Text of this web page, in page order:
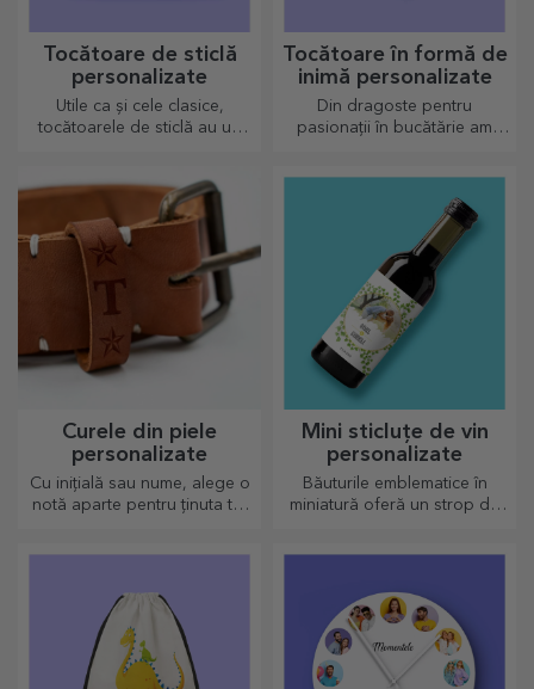
Tocătoare de sticlă
personalizate
Utile ca și cele clasice,
tocătoarele de sticlă au un
aduce o notă personală
bucătăriei.
Tocătoare în formă de
inimă personalizate
Din dragoste pentru
pasionații în bucătărie am
Curele din piele
personalizate
Cu inițială sau nume, alege o
notă aparte pentru ținuta ta!
Mini sticluțe de vin
personalizate
Băuturile emblematice în
miniatură oferă un strop de